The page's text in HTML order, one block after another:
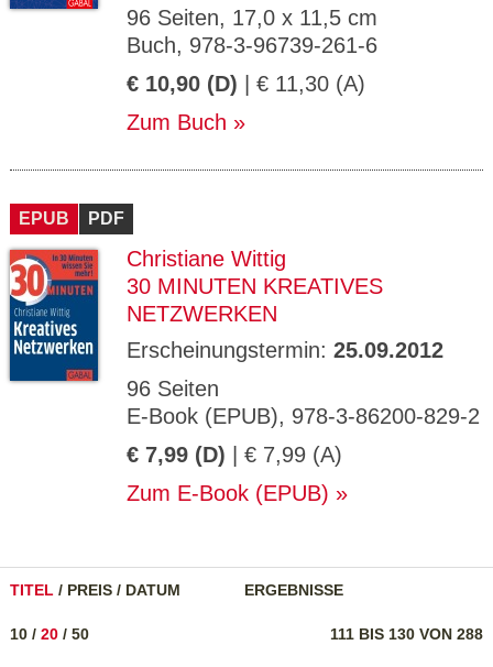
96 Seiten, 17,0 x 11,5 cm
Buch, 978-3-96739-261-6
€ 10,90 (D) | € 11,30 (A)
Zum Buch
EPUB PDF
Christiane Wittig
30 MINUTEN KREATIVES
NETZWERKEN
Erscheinungstermin: 25.09.2012
96 Seiten
E-Book (EPUB), 978-3-86200-829-2
€ 7,99 (D) | € 7,99 (A)
Zum E-Book (EPUB)
TITEL / PREIS / DATUM ERGEBNISSE
111 BIS 130 VON 288
10 / 20 / 50